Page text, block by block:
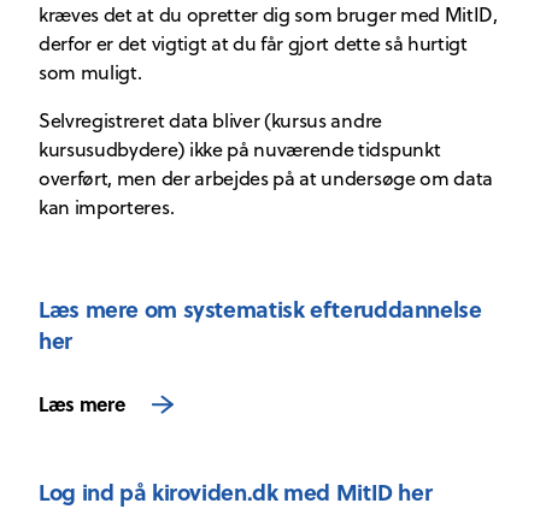
kræves det at du opretter dig som bruger med MitID,
derfor er det vigtigt at du får gjort dette så hurtigt
som muligt.
Selvregistreret data bliver (kursus andre
kursusudbydere) ikke på nuværende tidspunkt
overført, men der arbejdes på at undersøge om data
kan importeres.
Læs mere om systematiskefteruddannelse
her
Læs mere
Log ind på kiroviden.dk med MitID her